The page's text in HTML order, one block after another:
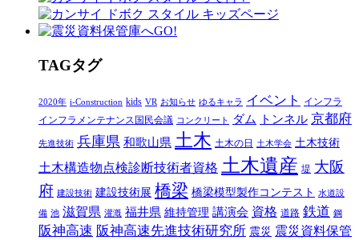
TAGタグ
2020年 i-Construction kids VR お知らせ ゆるキャラ イベント
インフラ
インフラメンテナンス国民会議 コンクリート ダム トンネル 京都府
先進技術 兵庫県 和歌山県 土木 土木の日 土木学会 土木技術
土木構造物点検診断技術者資格 土木遺産 堤 大阪
府 建設技術 建設技術展 橋梁 橋梁模型製作コンテスト 水道設
備 池 滋賀県 灌漑 福井県 維持管理 講演会 資格 道路 鉄道 鋼
阪神高速 阪神高速先進技術研究所 震災 震災資料保管